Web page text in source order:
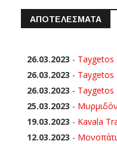
ΑΠΟΤΕΛΕΣΜΑΤΑ
26.03.2023 - Taygetos
26.03.2023 - Taygetos
26.03.2023 - Taygetos
25.03.2023 -
19.03.2023 - Kavala
12.03.2023 -